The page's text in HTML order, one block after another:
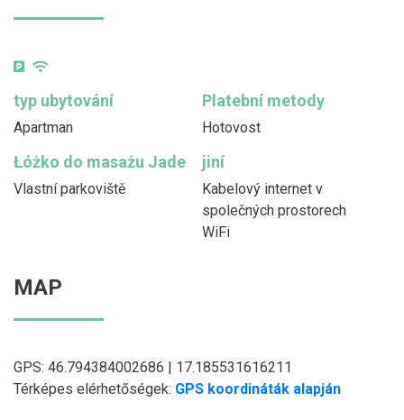
typ ubytování
Apartman
Platební metody
Hotovost
Łóżko do masażu Jade
Vlastní parkoviště
jiní
Kabelový internet v
společných prostorech
WiFi
MAP
GPS: 46.794384002686 | 17.185531616211
Térképes elérhetőségek: GPS koordináták alapján